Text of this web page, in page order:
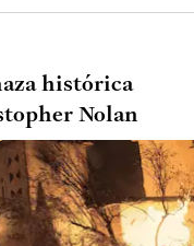
histórica
Nolan